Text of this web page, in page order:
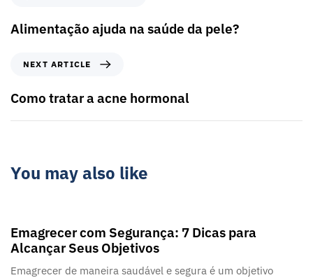
Alimentação ajuda na saúde da pele?
NEXT ARTICLE
Como tratar a acne hormonal
You may also like
Emagrecer com Segurança: 7 Dicas para
Alcançar Seus Objetivos
Emagrecer de maneira saudável e segura é um objetivo